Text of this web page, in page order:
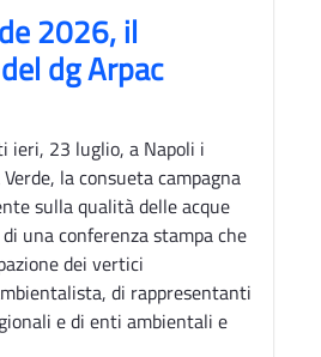
2026, il
dg Arpac
ieri, 23 luglio, a Napoli i
la consueta campagna
sulla qualità delle acque
una conferenza stampa che
dei vertici
di rappresentanti
e di enti ambientali e